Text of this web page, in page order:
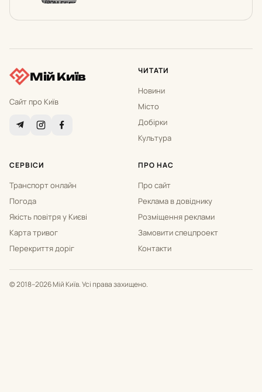
Мій Київ
Сайт про Київ
ЧИТАТИ
Новини
Місто
Добірки
Культура
СЕРВІСИ
Транспорт онлайн
Погода
Якість повітря у Києві
Карта тривог
Перекриття доріг
ПРО НАС
Про сайт
Реклама в довіднику
Розміщення реклами
Замовити спецпроект
Контакти
© 2018–2026 Мій Київ. Усі права захищено.